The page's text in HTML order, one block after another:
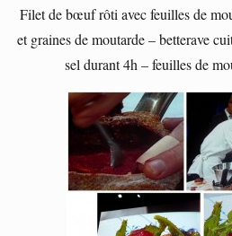
Filet de bœuf rôti avec feuilles de
et graines de moutarde – betterave
sel durant 4h – feuilles de